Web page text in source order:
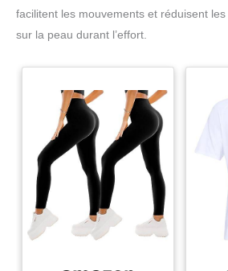
facilitent les mouvements et réduisent
sur la peau durant l’effort.